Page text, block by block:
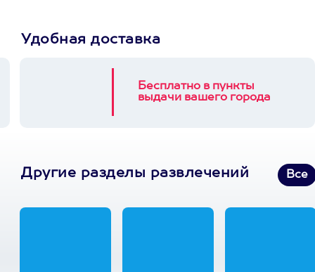
Удобная доставка
Бесплатно в пункты
выдачи вашего города
Другие разделы развлечений Все